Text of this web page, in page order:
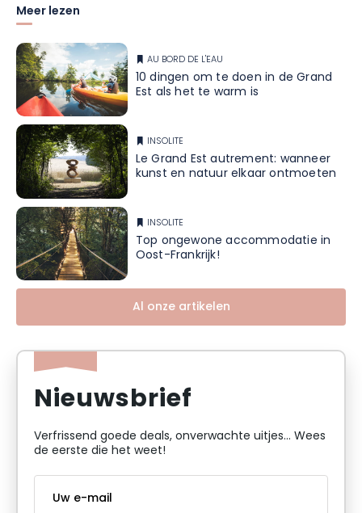
Meer lezen
AU BORD DE L'EAU
10 dingen om te doen in de Grand
Est als het te warm is
INSOLITE
Le Grand Est autrement: wanneer
kunst en natuur elkaar ontmoeten
INSOLITE
Top ongewone accommodatie in
Oost-Frankrijk!
Al onze artikelen
Nieuwsbrief
Verfrissend goede deals, onverwachte uitjes... Wees
de eerste die het weet!